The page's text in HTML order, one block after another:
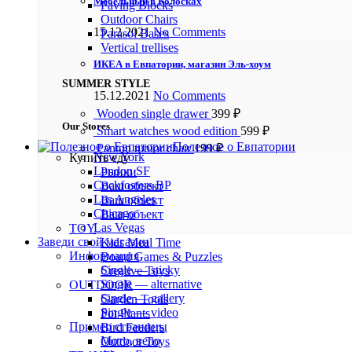
15.12.2021 No Comments
ИКЕА в Евпатории, магазин Эль-хоум
15.12.2021 No Comments
Our Stores
New York
London SF
Cockfosters BP
Los Angeles
Chicago
Las Vegas
Заведи свой магазин
Информация
Single — sticky
Single — alternative
Single — gallery
Single — video
Пример страницы
Мото, вело
Paving Blocks
Outdoor Chairs
Parasol Bases
Vertical trellises
SUMMER STYLE
Wooden single drawer399 ₽
Smart watches wood edition 599 ₽
Panton tunior chair199₽
Полезное о Евпатории
Купить еду
Рынки
Ваш объект
Ваш объект
Ваш объект
TOY
Kids Meal Time
Board Games & Puzzles
Creative Toys
OUTDOOR
Garden Tools
Pot Plants
Bird Feeders
Outdoor Toys